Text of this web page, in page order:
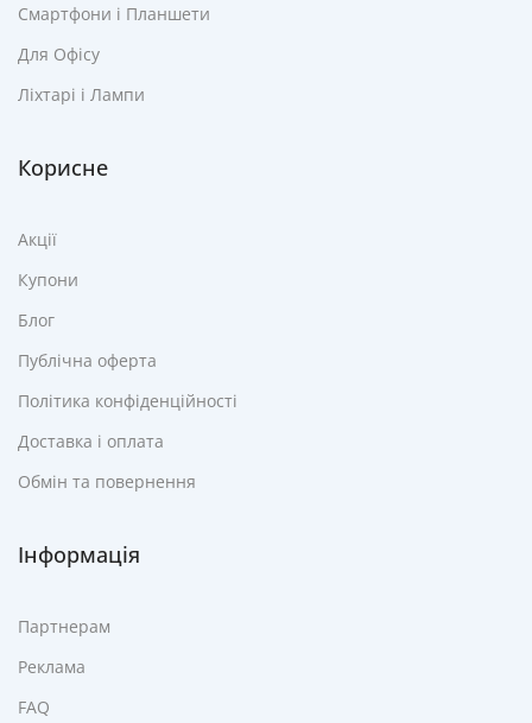
Смартфони і Планшети
Для Офісу
Ліхтарі і Лампи
Корисне
Акції
Купони
Блог
Публічна оферта
Політика конфіденційності
Доставка і оплата
Обмін та повернення
Інформація
Партнерам
Реклама
FAQ